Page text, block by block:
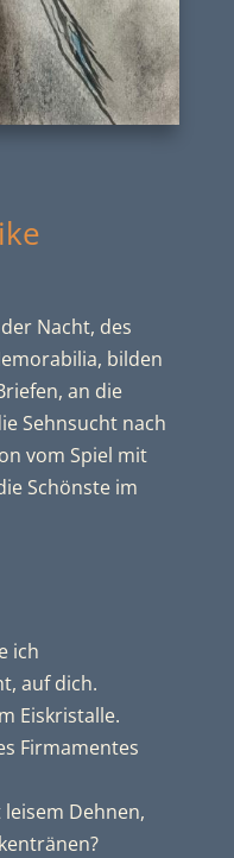
Nacht, des
bilden
an die
Sehnsucht nach
vom Spiel mit
Schönste im
ich
auf dich.
Eiskristalle.
Firmamentes
Dehnen,